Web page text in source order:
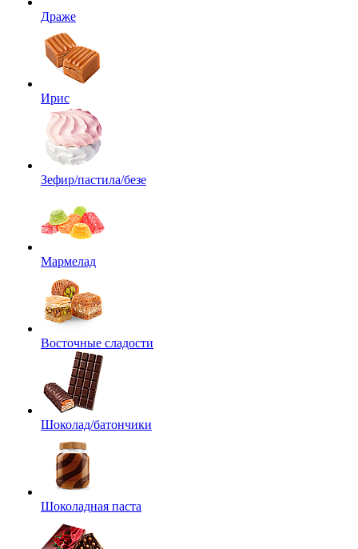
Драже
Ирис
Зефир/пастила/безе
Мармелад
Восточные сладости
Шоколад/батончики
Шоколадная паста